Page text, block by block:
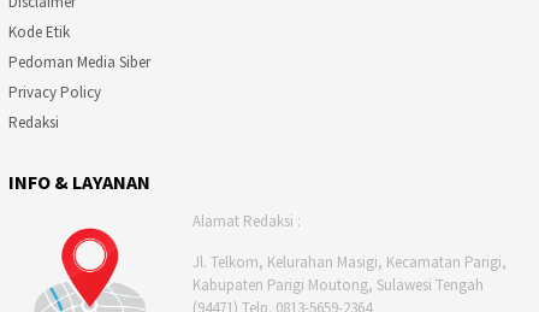
Kode Etik
Pedoman Media Siber
Privacy Policy
Redaksi
INFO & LAYANAN
Alamat Redaksi :
Jl. Telkom, Kelurahan Masigi, Kecamatan Parigi,
Kabupaten Parigi Moutong, Sulawesi Tengah